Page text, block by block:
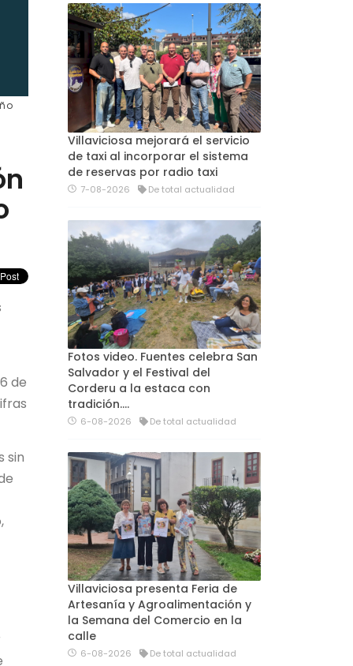
de
sin
Villaviciosa mejorará el servicio
de taxi al incorporar el sistema
de reservas por radio taxi
7-08-2026 De total actualidad
Fotos video. Fuentes celebra San
Salvador y el Festival del
Corderu a la estaca con
tradición....
6-08-2026 De total actualidad
Villaviciosa presenta Feria de
Artesanía y Agroalimentación y
la Semana del Comercio en la
calle
6-08-2026 De total actualidad